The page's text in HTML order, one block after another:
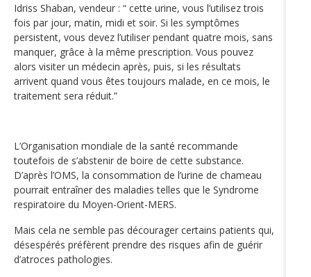
Idriss Shaban, vendeur : “ cette urine, vous l’utilisez trois
fois par jour, matin, midi et soir. Si les symptômes
persistent, vous devez l’utiliser pendant quatre mois, sans
manquer, grâce à la même prescription. Vous pouvez
alors visiter un médecin après, puis, si les résultats
arrivent quand vous êtes toujours malade, en ce mois, le
traitement sera réduit.”
L’Organisation mondiale de la santé recommande
toutefois de s’abstenir de boire de cette substance.
D’après l’OMS, la consommation de l’urine de chameau
pourrait entraîner des maladies telles que le Syndrome
respiratoire du Moyen-Orient-MERS.
Mais cela ne semble pas décourager certains patients qui,
désespérés préfèrent prendre des risques afin de guérir
d’atroces pathologies.